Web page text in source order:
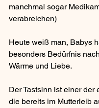
manchmal sogar
verabreichen)
Heute weiß man, Babys
besonders Bedürfnis
Wärme und Liebe.
Der Tastsinn ist einer der
die bereits im Mutterleib